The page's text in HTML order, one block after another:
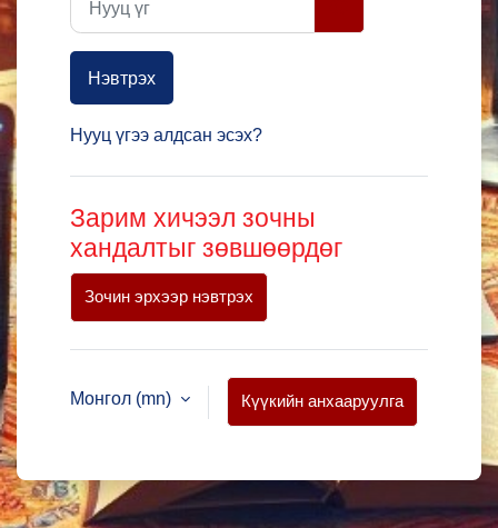
Нэвтрэх
Нууц үгээ алдсан эсэх?
Зарим хичээл зочны
хандалтыг зөвшөөрдөг
Зочин эрхээр нэвтрэх
Монгол ‎(mn)‎ Күүкийн анхааруулга